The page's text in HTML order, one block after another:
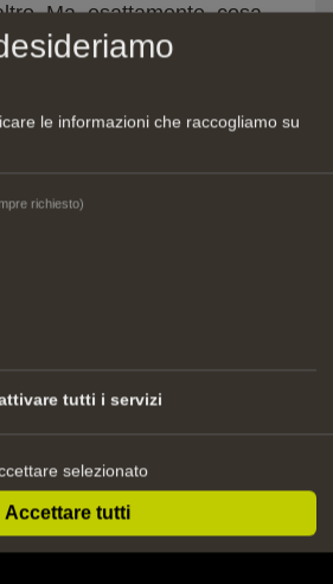
Ma, esattamente, cosa
un membro di questa
Catpics (CH)
le informazioni che raccogliamo su
richiesto)
tutti i servizi
selezionato
Accettare tutti